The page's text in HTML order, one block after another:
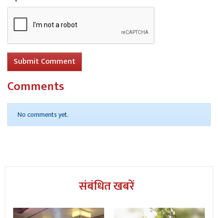
Submit Comment
Comments
No comments yet.
संबंधित खबरें